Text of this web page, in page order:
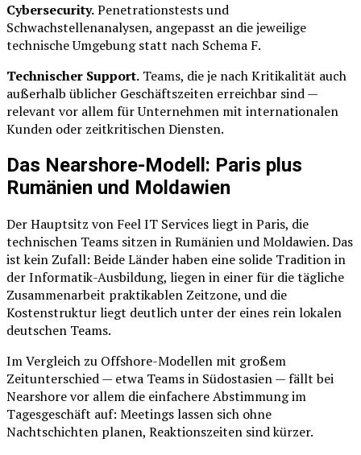
Cybersecurity.Penetrationstests und
Schwachstellenanalysen, angepasst an die jeweilige
technische Umgebung statt nach Schema F.
Technischer Support. Teams, die je nach Kritikalität auch
außerhalb üblicher Geschäftszeiten erreichbar sind —
relevant vor allem für Unternehmen mit internationalen
Kunden oder zeitkritischen Diensten.
Das Nearshore-Modell: Paris plus
Rumänien und Moldawien
Der Hauptsitz von Feel IT Services liegt in Paris, die
technischen Teams sitzen in Rumänien und Moldawien. Das
ist kein Zufall: Beide Länder haben eine solide Tradition in
der Informatik-Ausbildung, liegen in einer für die tägliche
Zusammenarbeit praktikablen Zeitzone, und die
Kostenstruktur liegt deutlich unter der eines rein lokalen
deutschen Teams.
Im Vergleich zu Offshore-Modellen mit großem
Zeitunterschied — etwa Teams in Südostasien — fällt bei
Nearshore vor allem die einfachere Abstimmung im
Tagesgeschäft auf: Meetings lassen sich ohne
Nachtschichten planen, Reaktionszeiten sind kürzer.